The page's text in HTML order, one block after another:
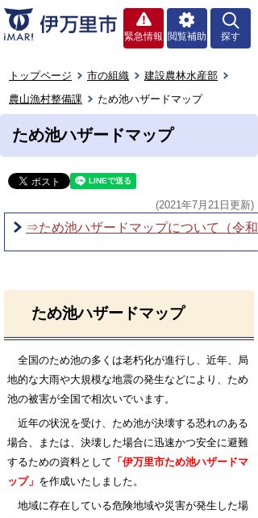
緊急情報 閲覧補助 探す
トップページ 市の組織
建設農林水産部
農山漁村整備課
ため池ハザードマップ
ため池ハザードマップ
(2021年7月21日更新)
⇒ため池ハザードマップについて（令
ため池ハザードマップ
全国のため池の多くは老朽化が進行し、近年、局
地的な大雨や大規模な地震の発生などにより、ため
池の被害が全国で相次いでいます。
近年の状況を受け、ため池が決壊する恐れのある
場合、または、決壊した場合に迅速かつ安全に避難
するための資料として 「伊万里市ため池ハザードマ
ップ」 を作成いたしました。
地域に存在している危険地域や災害が発生した場